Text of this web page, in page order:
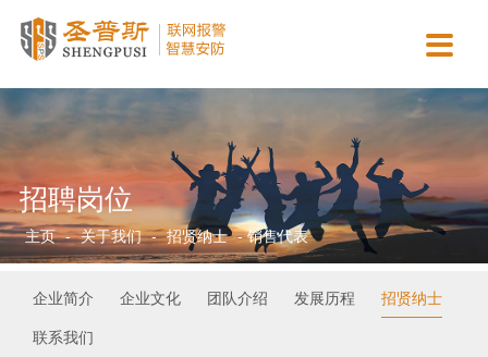
主营业务
智慧消防运营服务
AI视觉检测服务
智慧安防运营服务
智慧用电运营服务
保安派遣服务
智慧城市
智慧医疗
智慧校园
智慧金融
智慧司法
智慧公安
智慧交通
新闻动态
行业动态
公司新闻
常见问答
合作案例
政府机关
商业连锁
园区工厂
平安校园
资质认证
营业执照
资质证书
协会认证
专利软著
关于我们
公司简介
企业文化
团队介绍
发展历程
招贤纳士
联系我们

招聘岗位
主页 - 关于我们 - 招贤纳士 - 销售代表
企业简介 企业文化 团队介绍 发展历程
招贤纳士
联系我们